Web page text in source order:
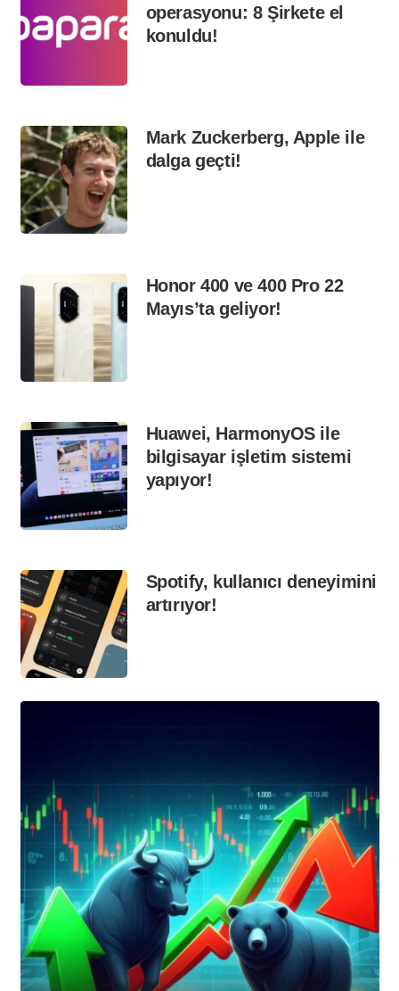
operasyonu: 8 Şirkete el
konuldu!
Mark Zuckerberg, Apple ile
dalga geçti!
Honor 400 ve 400 Pro 22
Mayıs’ta geliyor!
Huawei, HarmonyOS ile
bilgisayar işletim sistemi
yapıyor!
Spotify, kullanıcı deneyimini
artırıyor!